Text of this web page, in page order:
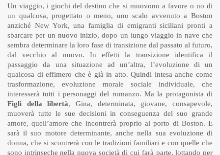
Un viaggio, i giochi del destino che si muovono a favore o no di
un qualcosa, progettato o meno, uno scalo avvenuto a Boston
anziché New York, una famiglia di emigranti siciliani pronti a
sbarcare per un nuovo inizio, dopo un lungo viaggio in nave che
sembra determinare la loro fase di transizione dal passato al futuro,
dal vecchio al nuovo. In effetti la transizione identifica il
passaggio da una situazione ad un’altra, l’evoluzione di un
qualcosa di effimero che è già in atto. Quindi intesa anche come
trasformazione, evoluzione morale sociale individuale, che
interesserà tutti i personaggi del romanzo. Ma la protagonista di
Figli della libertà, Gina, determinata, giovane, consapevole,
muoverà tutte le sue decisioni in conseguenza del suo grande
amore, quell’amore che incontrerà proprio al porto di Boston. E
sarà il suo motore determinante, anche nella sua evoluzione di
donna, che si scontrerà con le tradizioni familiari e con quelle che
sono intrinseche nella nuova società di cui farà parte, lottando per